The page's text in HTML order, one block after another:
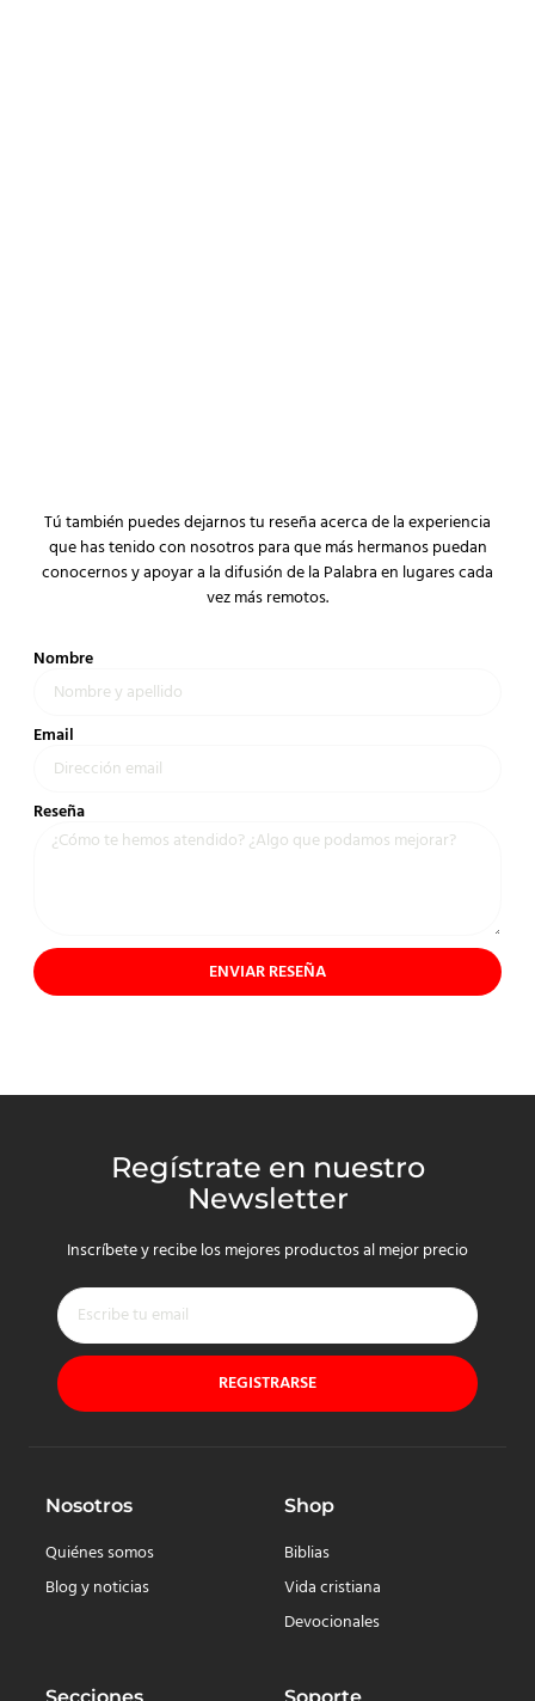
Tú también puedes dejarnos tu reseña acerca de la experiencia
que has tenido con nosotros para que más hermanos puedan
conocernos y apoyar a la difusión de la Palabra en lugares cada
vez más remotos.
Nombre
Email
Reseña
ENVIAR RESEÑA
Regístrate en nuestro
Newsletter
Inscríbete y recibe los mejores productos al mejor precio
REGISTRARSE
Nosotros
Quiénes somos
Blog y noticias
Shop
Biblias
Vida cristiana
Devocionales